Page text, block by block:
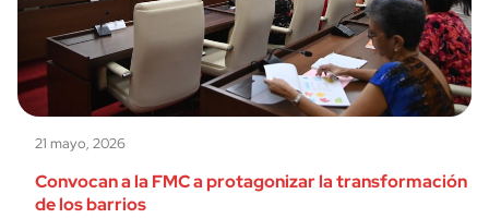
21 mayo, 2026
Convocan a la FMC a protagonizar la transformación
de los barrios